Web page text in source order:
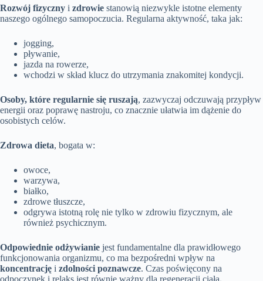
Rozwój fizyczny i zdrowie stanowią niezwykle istotne elementy
naszego ogólnego samopoczucia. Regularna aktywność, taka jak:
jogging,
pływanie,
jazda na rowerze,
wchodzi w skład klucz do utrzymania znakomitej kondycji.
Osoby, które regularnie się ruszają, zazwyczaj odczuwają przypływ
energii oraz poprawę nastroju, co znacznie ułatwia im dążenie do
osobistych celów.
Zdrowa dieta, bogata w:
owoce,
warzywa,
białko,
zdrowe tłuszcze,
odgrywa istotną rolę nie tylko w zdrowiu fizycznym, ale
również psychicznym.
Odpowiednie odżywianie jest fundamentalne dla prawidłowego
funkcjonowania organizmu, co ma bezpośredni wpływ na
koncentrację i zdolności poznawcze. Czas poświęcony na
odpoczynek i relaks jest równie ważny dla regeneracji ciała.